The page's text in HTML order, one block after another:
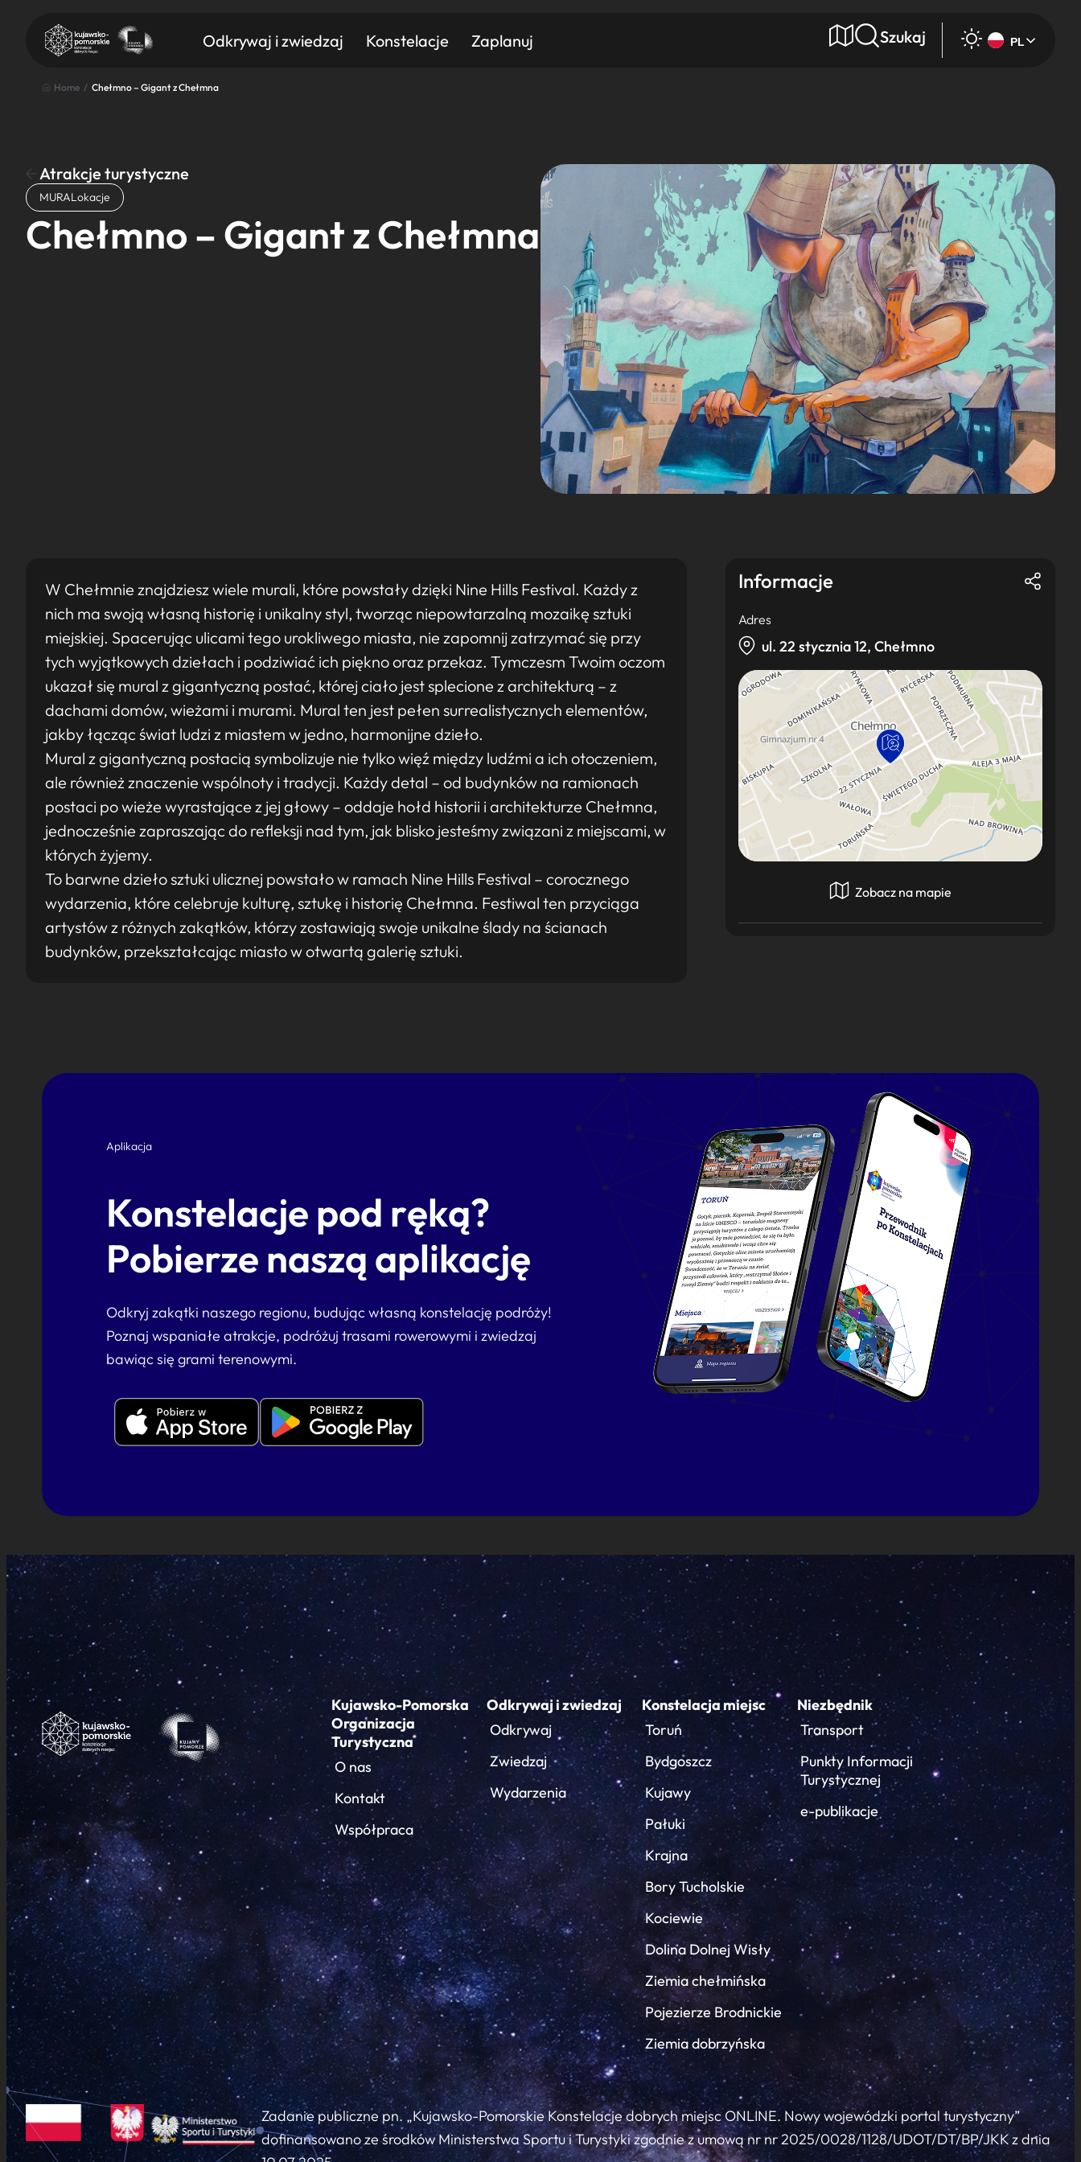
Odkrywaj i zwiedzaj Konstelacje Zaplanuj Szukaj PL
Znajdź atrakcję
Nazwa atrakcji Kategoria Wyszukaj
Home / Chełmno – Gigant z Chełmna
Atrakcje turystyczne
MURALokacje
Chełmno – Gigant z Chełmna
W Chełmnie znajdziesz wiele murali, które powstały dzięki Nine Hills Festival. Każdy z
nich ma swoją własną historię i unikalny styl, tworząc niepowtarzalną mozaikę sztuki
miejskiej. Spacerując ulicami tego urokliwego miasta, nie zapomnij zatrzymać się przy
tych wyjątkowych dziełach i podziwiać ich piękno oraz przekaz. Tymczesm Twoim oczom
ukazał się mural z gigantyczną postać, której ciało jest splecione z architekturą – z
dachami domów, wieżami i murami. Mural ten jest pełen surrealistycznych elementów,
jakby łącząc świat ludzi z miastem w jedno, harmonijne dzieło.
Mural z gigantyczną postacią symbolizuje nie tylko więź między ludźmi a ich otoczeniem,
ale również znaczenie wspólnoty i tradycji. Każdy detal – od budynków na ramionach
postaci po wieże wyrastające z jej głowy – oddaje hołd historii i architekturze Chełmna,
jednocześnie zapraszając do refleksji nad tym, jak blisko jesteśmy związani z miejscami, w
których żyjemy.
To barwne dzieło sztuki ulicznej powstało w ramach Nine Hills Festival – corocznego
wydarzenia, które celebruje kulturę, sztukę i historię Chełmna. Festiwal ten przyciąga
artystów z różnych zakątków, którzy zostawiają swoje unikalne ślady na ścianach
budynków, przekształcając miasto w otwartą galerię sztuki.
Informacje
Adres
ul. 22 stycznia 12, Chełmno
Zobacz na mapie
Aplikacja
Konstelacje pod ręką?
Pobierze naszą aplikację
Odkryj zakątki naszego regionu, budując własną konstelację podróży!
Poznaj wspaniałe atrakcje, podróżuj trasami rowerowymi i zwiedzaj
bawiąc się grami terenowymi.
Kujawsko-Pomorska
Organizacja
Turystyczna
O nas
Kontakt
Współpraca
Odkrywaj i zwiedzaj
Odkrywaj
Zwiedzaj
Wydarzenia
Konstelacja miejsc
Toruń
Bydgoszcz
Kujawy
Pałuki
Krajna
Bory Tucholskie
Kociewie
Dolina Dolnej Wisły
Ziemia chełmińska
Pojezierze Brodnickie
Ziemia dobrzyńska
Niezbędnik
Transport
Punkty Informacji
Turystycznej
e-publikacje
Zadanie publiczne pn. „Kujawsko-Pomorskie Konstelacje dobrych miejsc ONLINE. Nowy wojewódzki portal turystyczny”
dofinansowano ze środków Ministerstwa Sportu i Turystyki zgodnie z umową nr nr 2025/0028/1128/UDOT/DT/BP/JKK z dnia